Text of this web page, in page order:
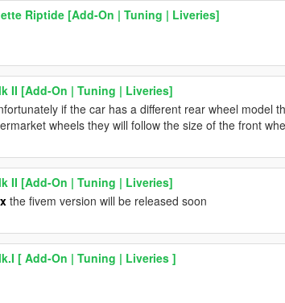
Riptide [Add-On | Tuning | Liveries]
II [Add-On | Tuning | Liveries]
if the car has a different rear wheel model
wheels they will follow the size of the front
II [Add-On | Tuning | Liveries]
the fivem version will be released soon
[ Add-On | Tuning | Liveries ]